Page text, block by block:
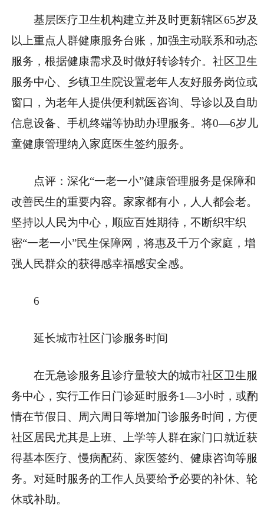
基层医疗卫生机构建立并及时更新辖区65岁及
以上重点人群健康服务台账，加强主动联系和动态
服务，根据健康需求及时做好转诊转介。社区卫生
服务中心、乡镇卫生院设置老年人友好服务岗位或
窗口，为老年人提供便利就医咨询、导诊以及自助
信息设备、手机终端等协助办理服务。将0—6岁儿
童健康管理纳入家庭医生签约服务。
点评：深化“一老一小”健康管理服务是保障和
改善民生的重要内容。家家都有小，人人都会老。
坚持以人民为中心，顺应百姓期待，不断织牢织
密“一老一小”民生保障网，将惠及千万个家庭，增
强人民群众的获得感幸福感安全感。
6
延长城市社区门诊服务时间
在无急诊服务且诊疗量较大的城市社区卫生服
务中心，实行工作日门诊延时服务1—3小时，或酌
情在节假日、周六周日等增加门诊服务时间，方便
社区居民尤其是上班、上学等人群在家门口就近获
得基本医疗、慢病配药、家医签约、健康咨询等服
务。对延时服务的工作人员要给予必要的补休、轮
休或补助。